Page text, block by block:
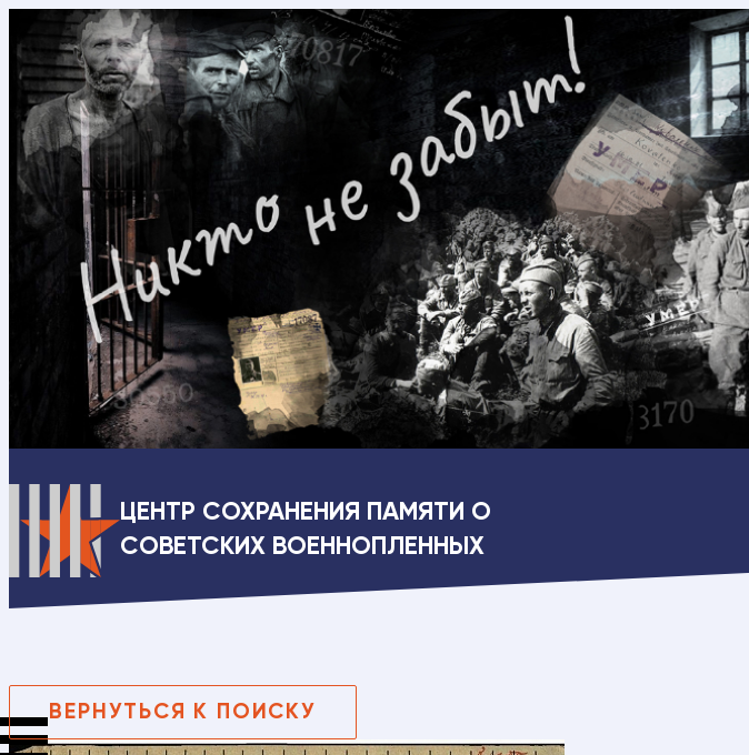
ЦЕНТР СОХРАНЕНИЯ ПАМЯТИ О
СОВЕТСКИХ ВОЕННОПЛЕННЫХ
ВЕРНУТЬСЯ К ПОИСКУ